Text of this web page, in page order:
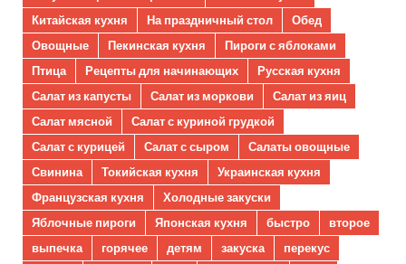
Китайская кухня
На праздничный стол
Обед
Овощные
Пекинская кухня
Пироги с яблоками
Птица
Рецепты для начинающих
Русская кухня
Салат из капусты
Салат из моркови
Салат из яиц
Салат мясной
Салат с куриной грудкой
Салат с курицей
Салат с сыром
Салаты овощные
Свинина
Токийская кухня
Украинская кухня
Французская кухня
Холодные закуски
Яблочные пироги
Японская кухня быстро
второе
выпечка
горячее детям закуска
перекус